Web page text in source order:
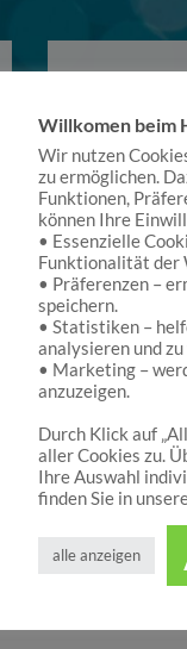
Es handelt
vielfach
Waren,
aufhalten.
Neben
Willkomen beim
Wir nutzen
zu ermöglichen.
Funktionen,
können Ihre
• Essenzielle
Funktionalität der
• Präferenzen –
speichern.
• Statistiken –
analysieren und
• Marketing –
anzuzeigen.
Durch Klick auf
aller Cookies zu.
Ihre Auswahl
finden Sie in
alle anzeigen